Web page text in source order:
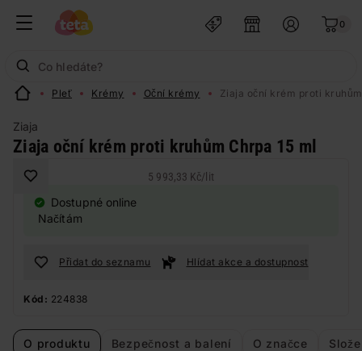
0
Pleť Krémy Oční krémy Ziaja oční krém proti
Ziaja
Ziaja oční krém proti kruhům Chrpa 15 ml
5 993,33 Kč/ lit
Dostupné online
Načítám
Přidat do seznamu Hlídat akce a dostupnost
Kód: 224838
O produktu Bezpečnost a balení O značce